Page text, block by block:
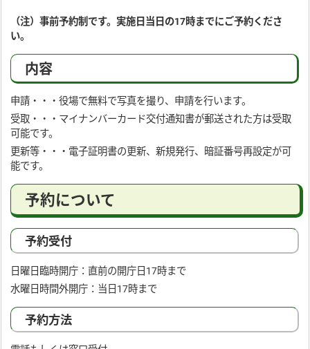
（注）事前予約制です。実施日当日の17時までにご予約くださ
い。
内容
申請・・・役場で無料で写真を撮り、申請を行います。
受取・・・マイナンバーカード交付通知書が郵送された方は受取
可能です。
更新等・・・電子証明書の更新、新規発行、暗証番号再設定が可
能です。
予約について
予約受付
日曜日臨時開庁：直前の開庁日17時まで
水曜日時間外開庁：当日17時まで
予約方法